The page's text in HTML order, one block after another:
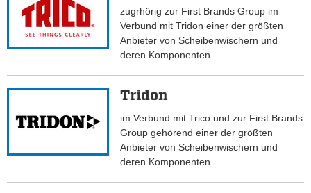
zugrhörig zur First Brands Group im
Verbund mit Tridon einer der größten
Anbieter von Scheibenwischern und
deren Komponenten.
Tridon
im Verbund mit Trico und zur First Brands
Group gehörend einer der größten
Anbieter von Scheibenwischern und
deren Komponenten.